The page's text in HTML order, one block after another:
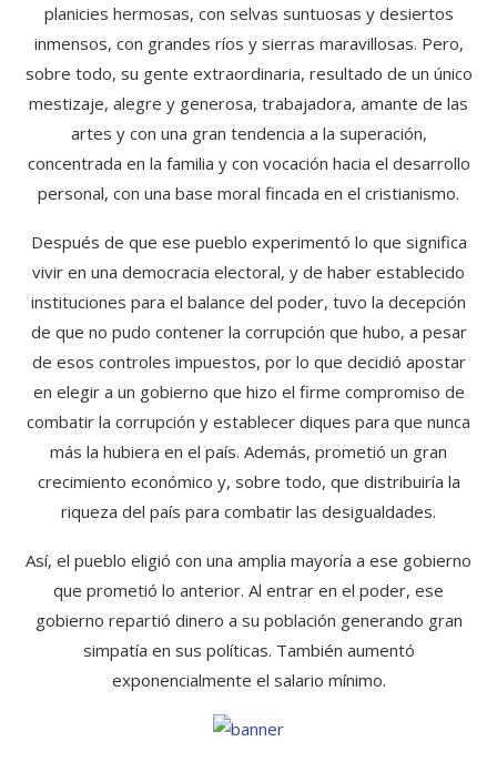
planicies hermosas, con selvas suntuosas y desiertos
inmensos, con grandes ríos y sierras maravillosas. Pero,
sobre todo, su gente extraordinaria, resultado de un único
mestizaje, alegre y generosa, trabajadora, amante de las
artes y con una gran tendencia a la superación,
concentrada en la familia y con vocación hacia el desarrollo
personal, con una base moral fincada en el cristianismo.
Después de que ese pueblo experimentó lo que significa
vivir en una democracia electoral, y de haber establecido
instituciones para el balance del poder, tuvo la decepción
de que no pudo contener la corrupción que hubo, a pesar
de esos controles impuestos, por lo que decidió apostar
en elegir a un gobierno que hizo el firme compromiso de
combatir la corrupción y establecer diques para que nunca
más la hubiera en el país. Además, prometió un gran
crecimiento económico y, sobre todo, que distribuiría la
riqueza del país para combatir las desigualdades.
Así, el pueblo eligió con una amplia mayoría a ese gobierno
que prometió lo anterior. Al entrar en el poder, ese
gobierno repartió dinero a su población generando gran
simpatía en sus políticas. También aumentó
exponencialmente el salario mínimo.